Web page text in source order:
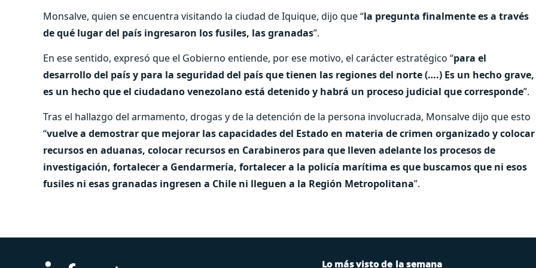
Monsalve, quien se encuentra visitando la ciudad de Iquique, dijo que “la pregunta finalmente es a través
de qué lugar del país ingresaron los fusiles, las granadas”.
En ese sentido, expresó que el Gobierno entiende, por ese motivo, el carácter estratégico “para el
desarrollo del país y para la seguridad del país que tienen las regiones del norte (….) Es un hecho grave,
es un hecho que el ciudadano venezolano está detenido y habrá un proceso judicial que corresponde”.
Tras el hallazgo del armamento, drogas y de la detención de la persona involucrada, Monsalve dijo que esto
“vuelve a demostrar que mejorar las capacidades del Estado en materia de crimen organizado y colocar
recursos en aduanas, colocar recursos en Carabineros para que lleven adelante los procesos de
investigación, fortalecer a Gendarmería, fortalecer a la policía marítima es que buscamos que ni esos
fusiles ni esas granadas ingresen a Chile ni lleguen a la Región Metropolitana”.
Lo más visto de la semana